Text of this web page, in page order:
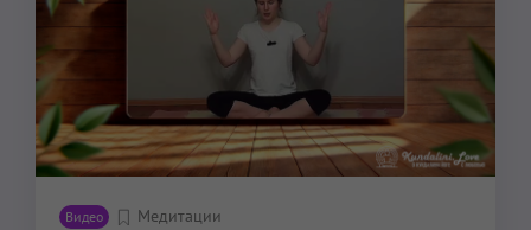
Видео Медитации